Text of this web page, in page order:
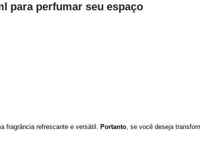
para perfumar seu espaço
fragrância refrescante e versátil. Portanto, se você deseja